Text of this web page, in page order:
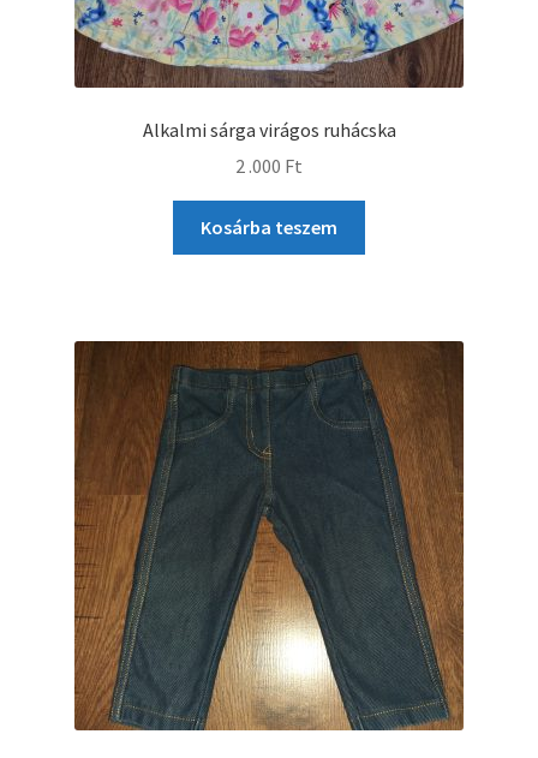
Alkalmi sárga virágos ruhácska
2 .000 Ft
Kosárba teszem